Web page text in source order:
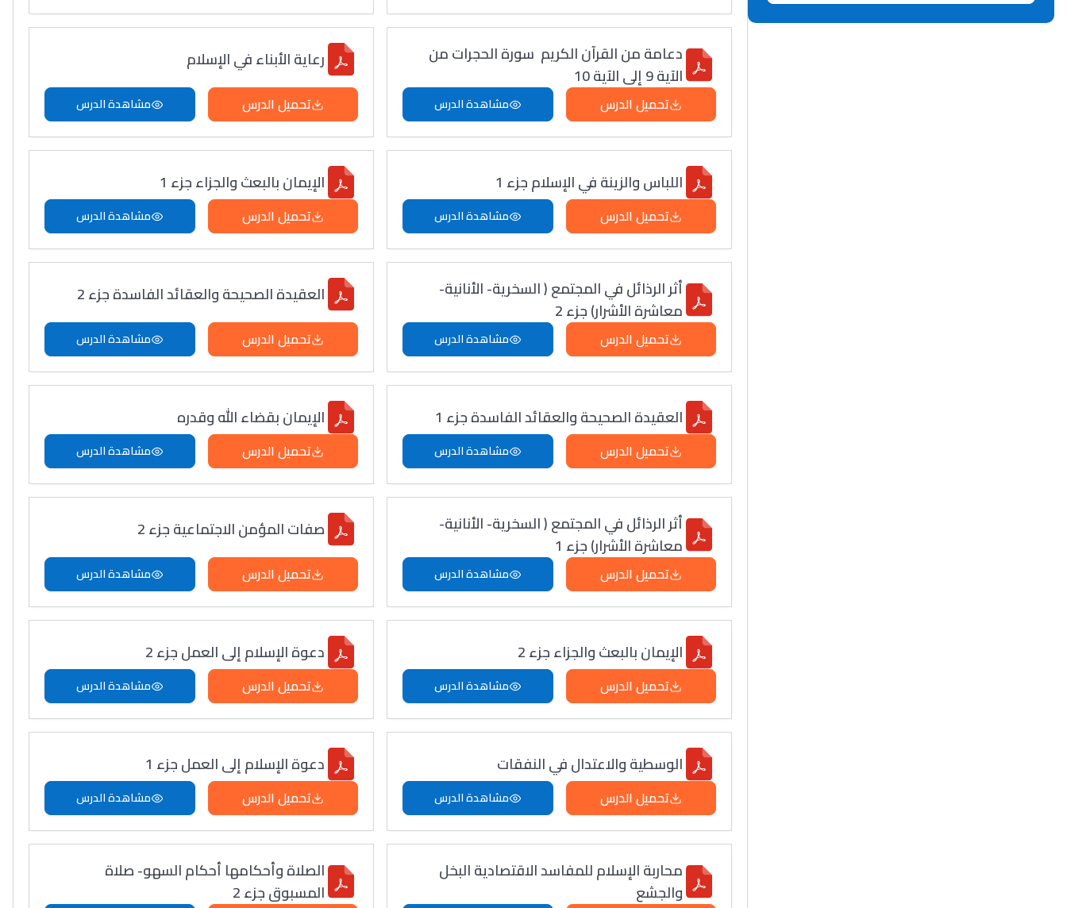
دعامة من القرآن الكريم سورة الحجرات من
الآية 9 إلى الآية 10
تحميل الدرس مشاهدة الدرس
رعاية الأبناء في الإسلام
تحميل الدرس مشاهدة الدرس
اللباس والزينة في الإسلام جزء 1
تحميل الدرس مشاهدة الدرس
الإيمان بالبعث والجزاء جزء 1
تحميل الدرس مشاهدة الدرس
أثر الرذائل في المجتمع ( السخرية- الأنانية-
معاشرة الأشرار) جزء 2
تحميل الدرس مشاهدة الدرس
العقيدة الصحيحة والعقائد الفاسدة جزء 2
تحميل الدرس مشاهدة الدرس
العقيدة الصحيحة والعقائد الفاسدة جزء 1
تحميل الدرس مشاهدة الدرس
الإيمان بقضاء الله وقدره
تحميل الدرس مشاهدة الدرس
أثر الرذائل في المجتمع ( السخرية- الأنانية-
معاشرة الأشرار) جزء 1
تحميل الدرس مشاهدة الدرس
صفات المؤمن الاجتماعية جزء 2
تحميل الدرس مشاهدة الدرس
الإيمان بالبعث والجزاء جزء 2
تحميل الدرس مشاهدة الدرس
دعوة الإسلام إلى العمل جزء 2
تحميل الدرس مشاهدة الدرس
الوسطية والاعتدال في النفقات
تحميل الدرس مشاهدة الدرس
دعوة الإسلام إلى العمل جزء 1
تحميل الدرس مشاهدة الدرس
محاربة الإسلام للمفاسد الاقتصادية البخل
والجشع
الصلاة وأحكامها أحكام السهو- صلاة
المسبوق جزء 2